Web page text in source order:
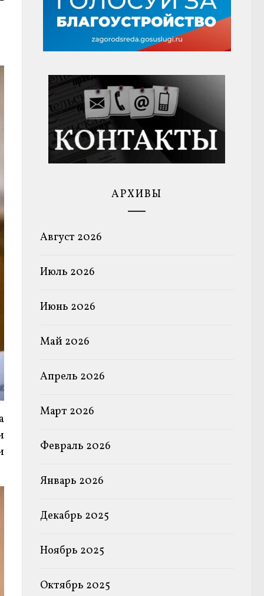
АРХИВЫ
Август 2026
Июль 2026
Июнь 2026
Май 2026
Апрель 2026
Март 2026
Февраль 2026
Январь 2026
Декабрь 2025
Ноябрь 2025
Октябрь 2025